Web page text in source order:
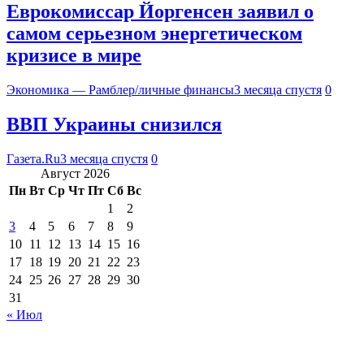
Еврокомиссар Йоргенсен заявил о
самом серьезном энергетическом
кризисе в мире
Экономика — Рамблер/личные финансы3 месяца спустя 0
ВВП Украины снизился
Газета.Ru3 месяца спустя 0
Август 2026
Пн Вт Ср Чт Пт Сб Вс
1
2
3
4 5 6 7 8
9
10 11 12 13 14 15 16
17 18 19 20 21 22 23
24 25 26 27 28 29 30
31
« Июл